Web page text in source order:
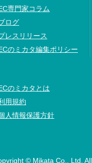
専門家コラム
ログ
レスリリース
のミカタ編集ポリシー
のミカタとは
用規約
人情報保護方針
© Mikata Co., Ltd.